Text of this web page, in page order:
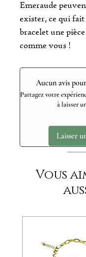
Emeraude
exister, ce qui fait
bracelet une
comme vous !
Aucun avis
Partagez votre
à laisser
Laisser
Vous